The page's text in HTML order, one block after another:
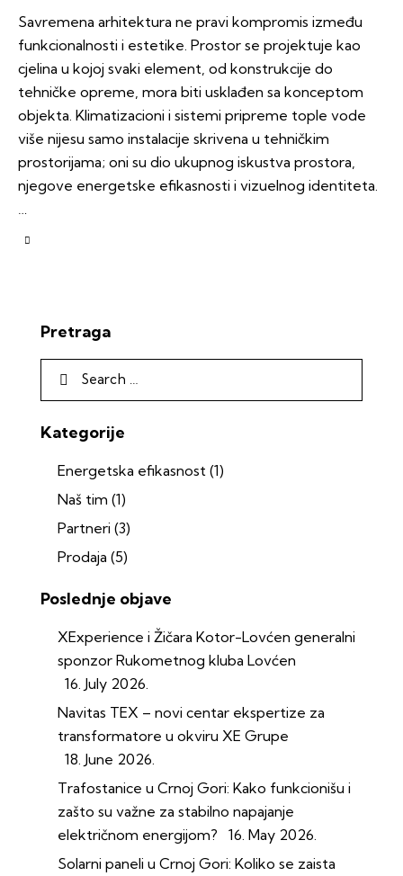
Savremena arhitektura ne pravi kompromis između
funkcionalnosti i estetike. Prostor se projektuje kao
cjelina u kojoj svaki element, od konstrukcije do
tehničke opreme, mora biti usklađen sa konceptom
objekta. Klimatizacioni i sistemi pripreme tople vode
više nijesu samo instalacije skrivena u tehničkim
prostorijama; oni su dio ukupnog iskustva prostora,
njegove energetske efikasnosti i vizuelnog identiteta.
Pretraga
Kategorije
Energetska efikasnost (1)
Naš tim (1)
Partneri (3)
Prodaja (5)
Poslednje objave
XExperience i Žičara Kotor-Lovćen generalni
sponzor Rukometnog kluba Lovćen
16. July 2026.
Navitas TEX – novi centar ekspertize za
transformatore u okviru XE Grupe
18. June 2026.
Trafostanice u Crnoj Gori: Kako funkcionišu i
zašto su važne za stabilno napajanje
električnom energijom?
16. May 2026.
Solarni paneli u Crnoj Gori: Koliko se zaista